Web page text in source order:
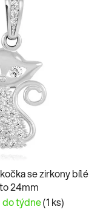
se zirkony bílé
24mm
do týdne(1 ks)